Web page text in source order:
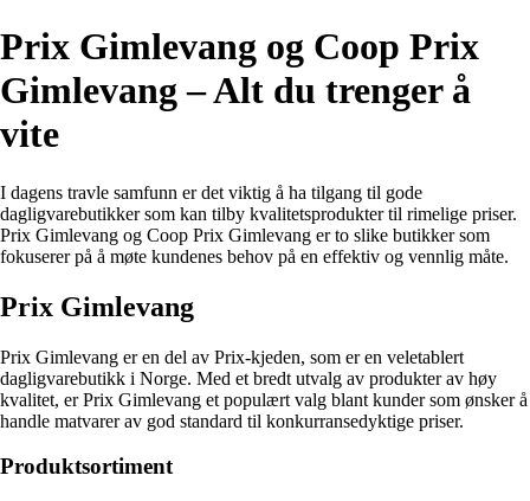
Prix Gimlevang og Coop Prix
Gimlevang – Alt du trenger å
vite
I dagens travle samfunn er det viktig å ha tilgang til gode
dagligvarebutikker som kan tilby kvalitetsprodukter til rimelige priser.
Prix Gimlevang og Coop Prix Gimlevang er to slike butikker som
fokuserer på å møte kundenes behov på en effektiv og vennlig måte.
Prix Gimlevang
Prix Gimlevang er en del av Prix-kjeden, som er en veletablert
dagligvarebutikk i Norge. Med et bredt utvalg av produkter av høy
kvalitet, er Prix Gimlevang et populært valg blant kunder som ønsker å
handle matvarer av god standard til konkurransedyktige priser.
Produktsortiment